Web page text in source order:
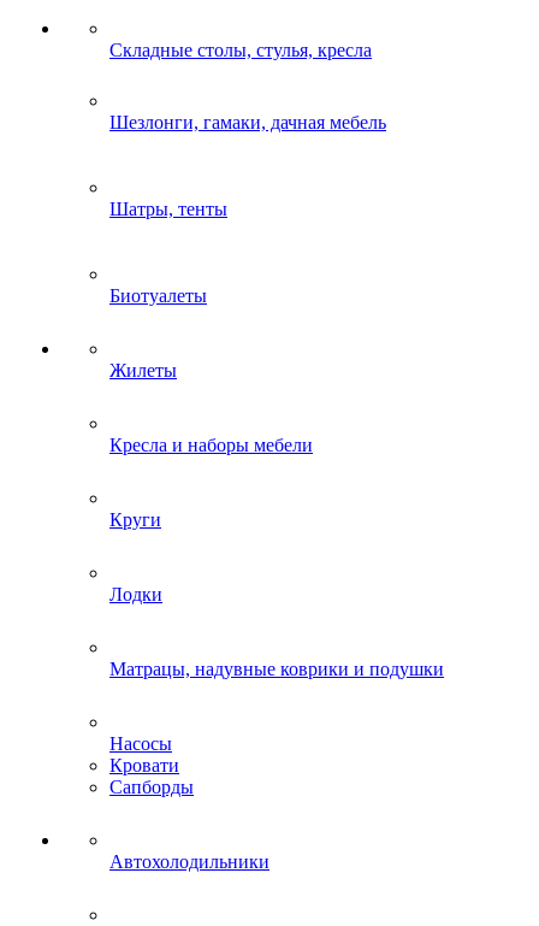
Складные столы, стулья, кресла
Шезлонги, гамаки, дачная мебель
Шатры, тенты
Биотуалеты
Жилеты
Кресла и наборы мебели
Круги
Лодки
Матрацы, надувные коврики и подушки
Насосы
Кровати
Сапборды
Автохолодильники